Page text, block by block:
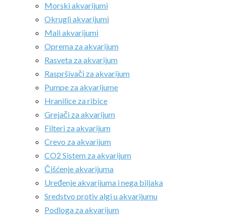
Morski akvarijumi
Okrugli akvarijumi
Mali akvarijumi
Oprema za akvarijum
Rasveta za akvarijum
Raspršivači za akvarijum
Pumpe za akvarijume
Hranilice za ribice
Grejači za akvarijum
Filteri za akvarijum
Crevo za akvarijum
CO2 Sistem za akvarijum
Čišćenje akvarijuma
Uređenje akvarijuma i nega biljaka
Sredstvo protiv algi u akvarijumu
Podloga za akvarijum